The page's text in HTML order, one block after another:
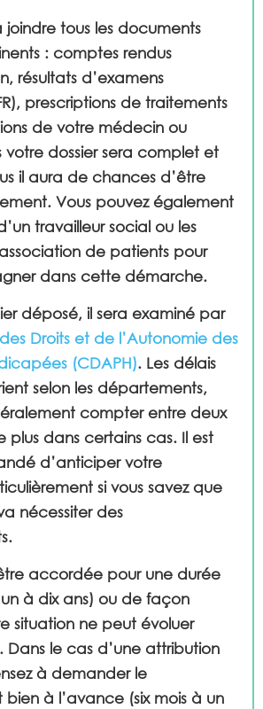
joindre tous les documents
: comptes rendus
résultats d’examens
prescriptions de traitements
de votre médecin ou
votre dossier sera complet et
il aura de chances d’être
Vous pouvez également
travailleur social ou les
de patients pour
dans cette démarche.
déposé, il sera examiné par
Droits et de l’Autonomie des
(CDAPH). Les délais
selon les départements,
compter entre deux
plus dans certains cas. Il est
d’anticiper votre
si vous savez que
nécessiter des
accordée pour une durée
à dix ans) ou de façon
situation ne peut évoluer
le cas d’une attribution
à demander le
à l’avance (six mois à un